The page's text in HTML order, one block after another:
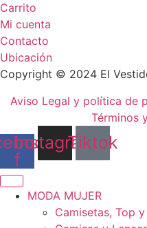
Carrito
Mi cuenta
Contacto
Ubicación
Copyright © 2024 El
Aviso Legal y política de
Términos
f
Instagram
Tiktok
MODA MUJER
Camisetas, Top